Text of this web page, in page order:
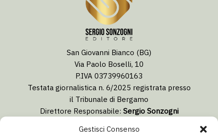
Gestisci Consenso
San Giovanni Bianco (BG)
Via Paolo Boselli, 10
P.IVA 03739960163
Testata giornalistica n. 6/2025 registrata presso
il Tribunale di Bergamo
Direttore Responsabile: Sergio Sonzogni
redazione@isolabergamascanews.it